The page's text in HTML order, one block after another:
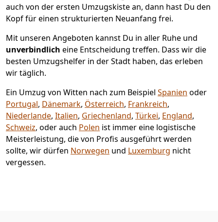
auch von der ersten Umzugskiste an, dann hast Du den
Kopf für einen strukturierten Neuanfang frei.
Mit unseren Angeboten kannst Du in aller Ruhe und
unverbindlich eine Entscheidung treffen. Dass wir die
besten Umzugshelfer in der Stadt haben, das erleben
wir täglich.
Ein Umzug von Witten nach zum Beispiel Spanien oder
Portugal, Dänemark, Österreich, Frankreich,
Niederlande, Italien, Griechenland, Türkei, England,
Schweiz, oder auch Polen ist immer eine logistische
Meisterleistung, die von Profis ausgeführt werden
sollte, wir dürfen Norwegen und Luxemburg nicht
vergessen.